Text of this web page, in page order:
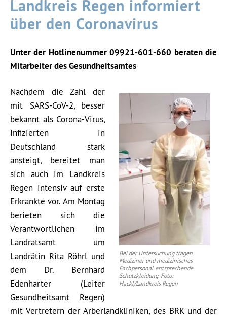
Landkreis Regen informiert
über den Coronavirus
Unter der Hotlinenummer 09921-601-660 beraten die
Mitarbeiter des Gesundheitsamtes
Bei der Untersuchung tragen
Mediziner und medizinisches
Fachpersonal entsprechende
Schutzkleidung. Foto:
Hackl/Landkreis Regen
Nachdem die Zahl der
mit SARS-CoV-2, besser
bekannt als Corona-Virus,
Infizierten in
Deutschland stark
ansteigt, bereitet man
sich auch im Landkreis
Regen intensiv auf erste
Erkrankte vor. Am Montag
berieten sich die
Verantwortlichen im
Landratsamt um
Landrätin Rita Röhrl und
dem Dr. Bernhard
Edenharter (Leiter
Gesundheitsamt Regen)
mit Vertretern der Arberlandkliniken, des BRK und der